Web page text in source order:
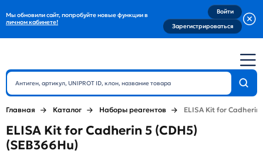
Мы обновили сайт, попробуйте новые функции в
личном кабинете!
Войти
Зарегистрироваться
Главная Каталог Наборы реагентов ELISA Kit for Cadherin
ELISA Kit for Cadherin 5 (CDH5)
(SEB366Hu)